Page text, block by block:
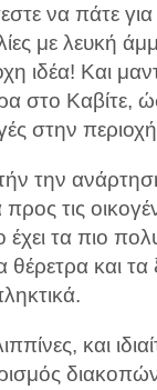
να πάτε
με λευκή
ιδέα! Και
στο Καβίτε,
στην
την
προς τις
τα πιο
θέρετρα και τα
και